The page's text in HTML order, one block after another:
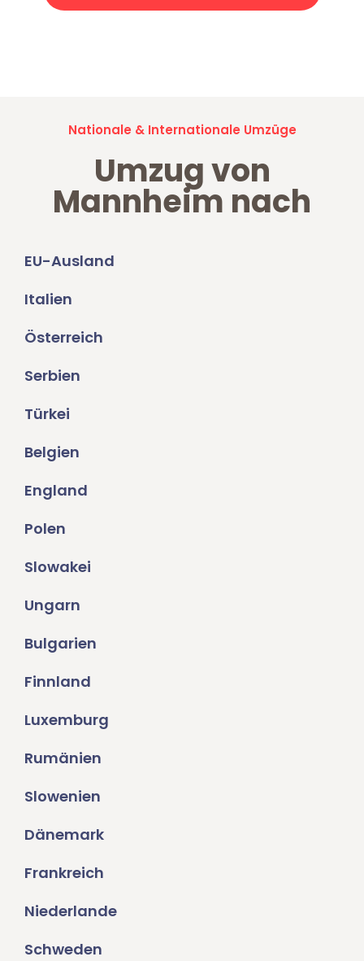
Nationale & Internationale Umzüge
Umzug von
Mannheim nach
EU-Ausland
Italien
Österreich
Serbien
Türkei
Belgien
England
Polen
Slowakei
Ungarn
Bulgarien
Finnland
Luxemburg
Rumänien
Slowenien
Dänemark
Frankreich
Niederlande
Schweden